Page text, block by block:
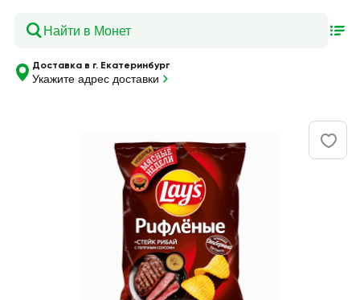
Доставка в г. Екатеринбург
Укажите адрес доставки